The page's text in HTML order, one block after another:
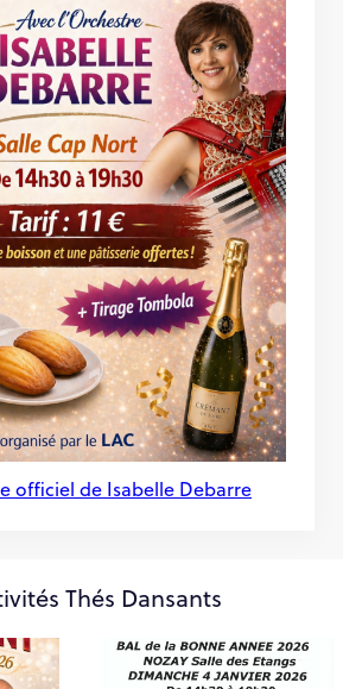
officiel de Isabelle Debarre
Thés Dansants